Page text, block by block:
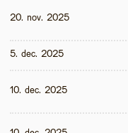
20. nov. 2025
5. dec. 2025
10. dec. 2025